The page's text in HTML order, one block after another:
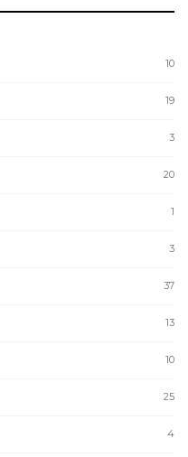
10
19
3
20
1
3
37
13
10
25
4